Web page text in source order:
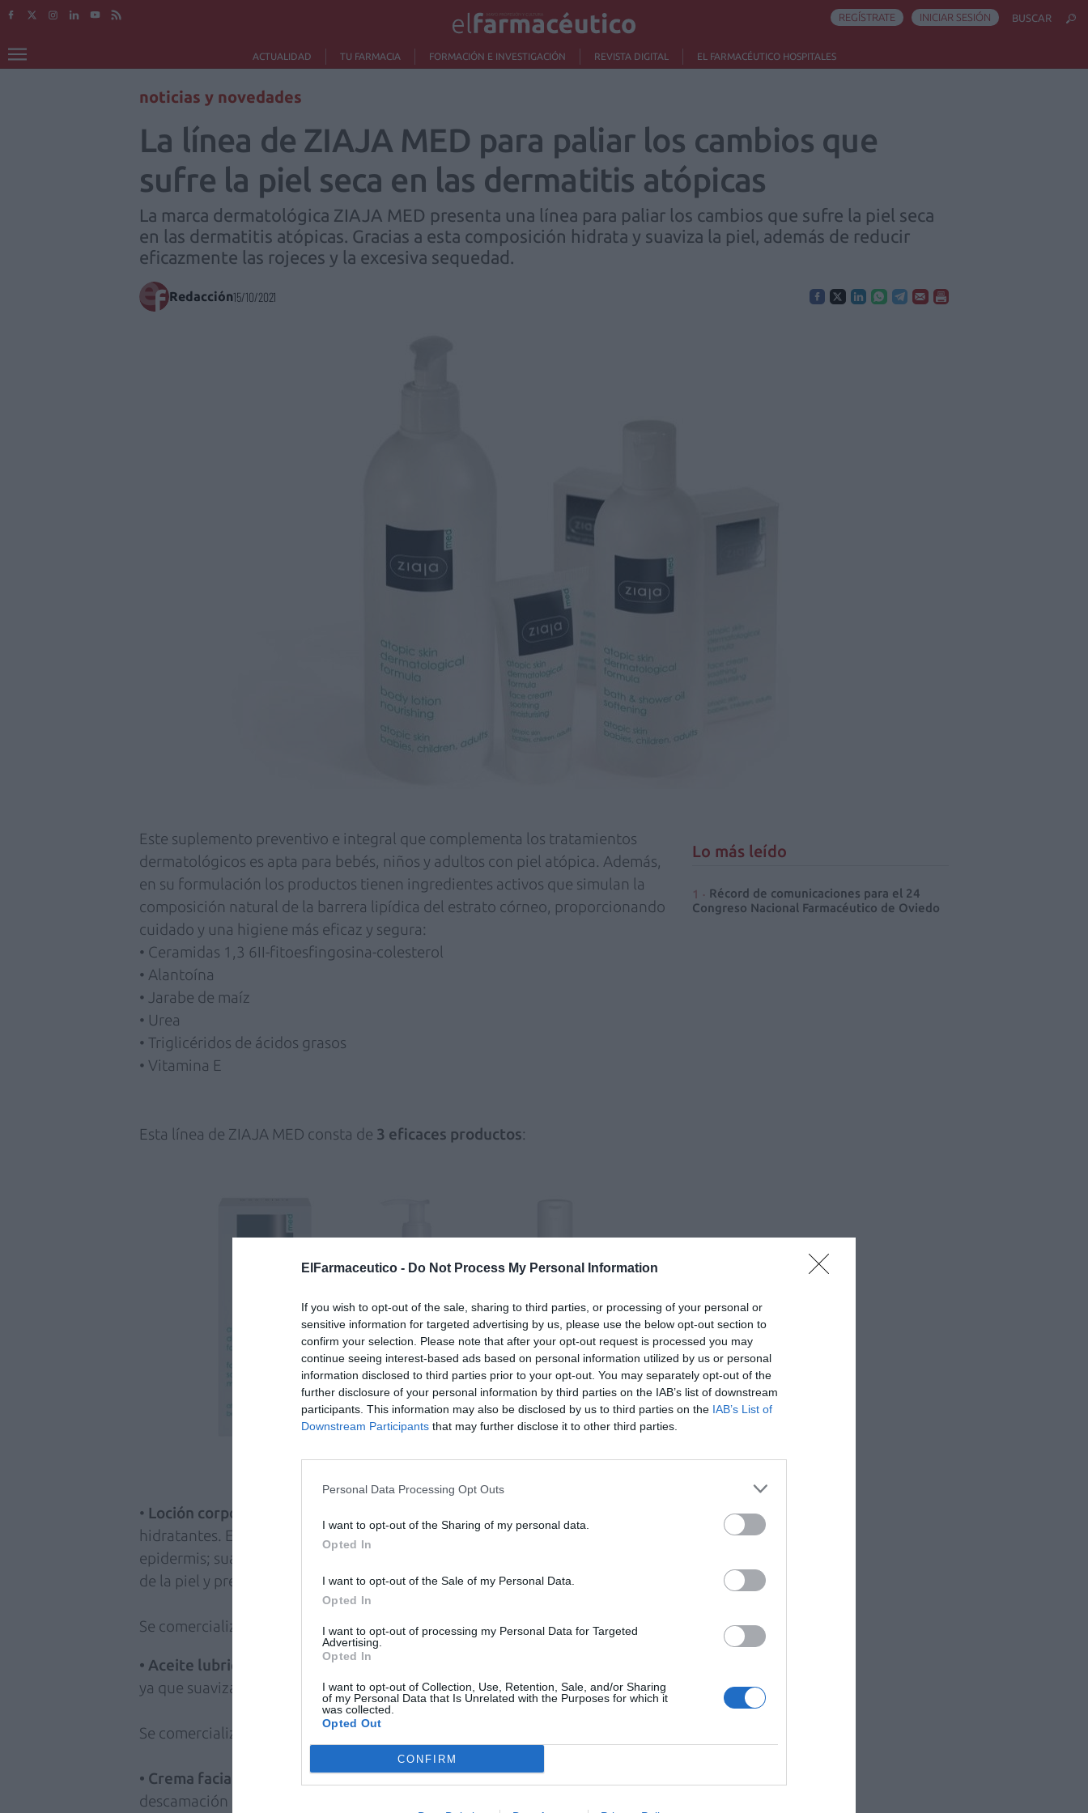
ElFarmaceutico - Do Not Process My Personal Information
If you wish to opt-out of the sale, sharing to third parties, or processing of your personal or
sensitive information for targeted advertising by us, please use the below opt-out section to
confirm your selection. Please note that after your opt-out request is processed you may
continue seeing interest-based ads based on personal information utilized by us or personal
information disclosed to third parties prior to your opt-out. You may separately opt-out of the
further disclosure of your personal information by third parties on the IAB’s list of downstream
participants. This information may also be disclosed by us to third parties on the IAB’s List of
Downstream Participants that may further disclose it to other third parties.
Personal Data Processing Opt Outs
I want to opt-out of the Sharing of my personal data.
Opted In
I want to opt-out of the Sale of my Personal Data.
Opted In
I want to opt-out of processing my Personal Data for Targeted
Advertising.
Opted In
I want to opt-out of Collection, Use, Retention, Sale, and/or Sharing
of my Personal Data that Is Unrelated with the Purposes for which it
was collected.
Opted Out
CONFIRM
ACTUALIDAD TU FARMACIA FORMACIÓN E INVESTIGACIÓN REVISTA DIGITAL EL FARMACÉUTICO HOSPITALES
REGÍSTRATE INICIAR SESIÓN BUSCAR
noticias y novedades
La línea de ZIAJA MED para paliar los cambios que
sufre la piel seca en las dermatitis atópicas
La marca dermatológica ZIAJA MED presenta una línea para paliar los cambios que sufre la piel seca
en las dermatitis atópicas. Gracias a esta composición hidrata y suaviza la piel, además de reducir
eficazmente las rojeces y la excesiva sequedad.
Redacción15/10/2021
Este suplemento preventivo e integral que complementa los tratamientos
dermatológicos es apta para bebés, niños y adultos con piel atópica. Además,
en su formulación los productos tienen ingredientes activos que simulan la
composición natural de la barrera lipídica del estrato córneo, proporcionando
cuidado y una higiene más eficaz y segura:
• Ceramidas 1,3 6II-fitoesfingosina-colesterol
• Alantoína
• Jarabe de maíz
• Urea
• Triglicéridos de ácidos grasos
• Vitamina E
Esta línea de ZIAJA MED consta de 3 eficaces productos:
• Loción corporal nutritiva
hidratantes. En concreto, restaura la barrera hidrolipídica natural de la
epidermis; suaviza, hidrata y reduce la sequedad de la piel; alivia la irritación
de la piel y previene su recurrencia.
Se comercializa en botes de 400 ml y con un PVR de 6,99 €.
• Aceite lubricante de baño y ducha
ya que suaviza, limpia y reduce la aspereza de la piel.
Se comercializa en botes de 270 ml y con un PVR de 7,99 €.
• Crema facial calmante
que ayuda a reducir la sequedad de la piel y su
descamación excesiva, además de restaurar la barrera natural hidrolipídica de
Lo más leído
Récord de comunicaciones para el 24
Congreso Nacional Farmacéutico de Oviedo